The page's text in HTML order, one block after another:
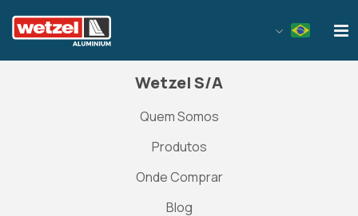
Wetzel S/A
Quem Somos
Produtos
Onde Comprar
Blog